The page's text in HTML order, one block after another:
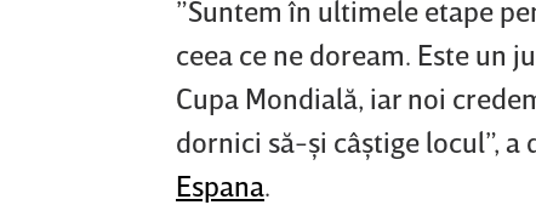
”Suntem în ultimele etape
ceea ce ne doream. Este un
Cupa Mondială, iar noi
dornici să-şi câştige locul”,
Espana.